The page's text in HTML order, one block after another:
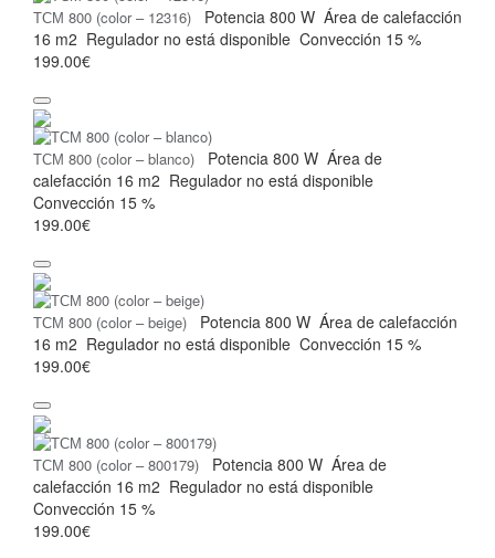
ТСМ 800 (color – 12316) Potencia 800 W Área de calefacción
16 m2 Regulador no está disponible Convección 15 %
199.00€
ТСМ 800 (color – blanco) Potencia 800 W Área de
calefacción 16 m2 Regulador no está disponible
Convección 15 %
199.00€
ТСМ 800 (color – beige) Potencia 800 W Área de calefacción
16 m2 Regulador no está disponible Convección 15 %
199.00€
ТСМ 800 (color – 800179) Potencia 800 W Área de
calefacción 16 m2 Regulador no está disponible
Convección 15 %
199.00€